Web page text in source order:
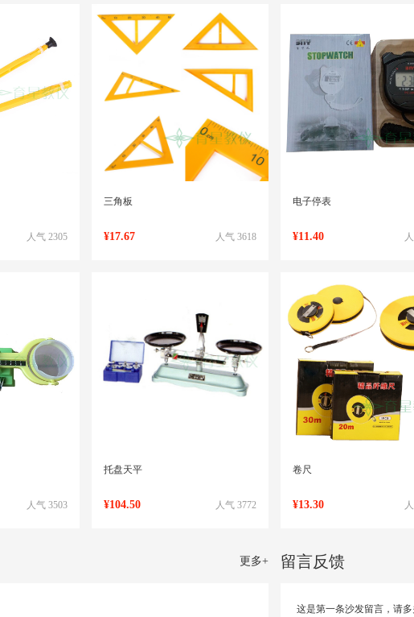
人气 2305
三角板
人气 3618
¥17.67
电子停表
¥11.40
人气 3503
托盘天平
人气 3772
¥104.50
卷尺
¥13.30
更多+ 留言反馈
这是第一条沙发留言，请